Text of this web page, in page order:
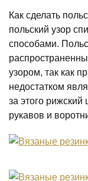
Как сделать
польский узор
способами.
узором, так как
недостатком
за этого
рукавов и